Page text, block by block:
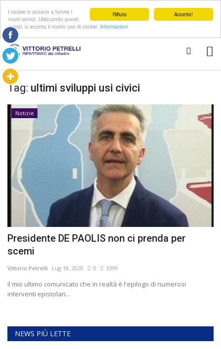
Accetto!
Rifiuto
I cookie ci aiutano a fornire i
nostri servizi. Utilizzando questi
servizi, si accetta il nostro uso di cookie. Informazioni
Tag: ultimi sviluppi usi civici
Notizie
Presidente DE PAOLIS non ci prenda per
scemi
Vittorio Petrelli Lug 18, 2020 0 3399
il mio ultimo comunicato che in realtà è l'epilogo di numerosi
interventi epistolari...
NEWS PIÙ LETTE